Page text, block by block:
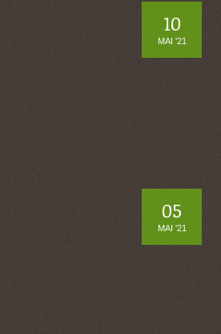
10
MAI '21
05
MAI '21